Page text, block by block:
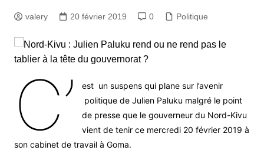
valery 20 février 2019 0 Politique
C’
est un suspens qui plane sur l’avenir
politique de Julien Paluku malgré le point
de presse que le gouverneur du Nord-Kivu
vient de tenir ce mercredi 20 février 2019 à
son cabinet de travail à Goma.